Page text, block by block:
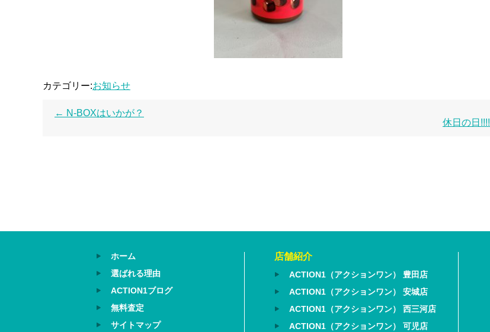
カテゴリー:お知らせ
← N-BOXはいかが？
休日の日!!!!
ホーム
選ばれる理由
ACTION1ブログ
無料査定
サイトマップ
店舗紹介
ACTION1（アクションワン） 豊田店
ACTION1（アクションワン） 安城店
ACTION1（アクションワン） 西三河店
ACTION1（アクションワン） 可児店